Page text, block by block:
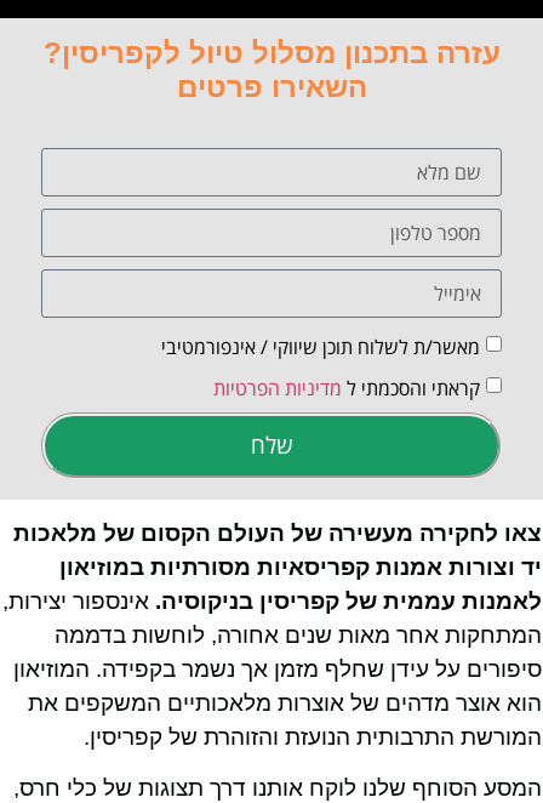
עזרה בתכנון מסלול טיול לקפריסין?
השאירו פרטים
מאשר/ת לשלוח תוכן שיווקי / אינפורמטיבי
קראתי והסכמתי ל מדיניות הפרטיות
שלח
צאו לחקירה מעשירה של העולם הקסום של מלאכות
יד וצורות אמנות קפריסאיות מסורתיות במוזיאון
לאמנות עממית של קפריסין בניקוסיה. אינספור יצירות,
המתחקות אחר מאות שנים אחורה, לוחשות בדממה
סיפורים על עידן שחלף מזמן אך נשמר בקפידה. המוזיאון
הוא אוצר מדהים של אוצרות מלאכותיים המשקפים את
המורשת התרבותית הנועזת והזוהרת של קפריסין.
המסע הסוחף שלנו לוקח אותנו דרך תצוגות של כלי חרס,